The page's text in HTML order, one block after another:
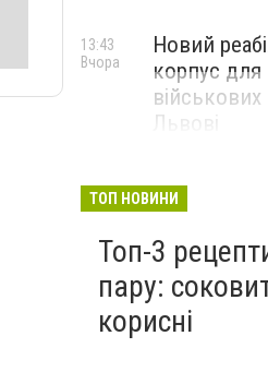
Новий
корпус
Львові
13:43
Вчора
ТОП НОВИНИ
Топ-3
пару:
корисні